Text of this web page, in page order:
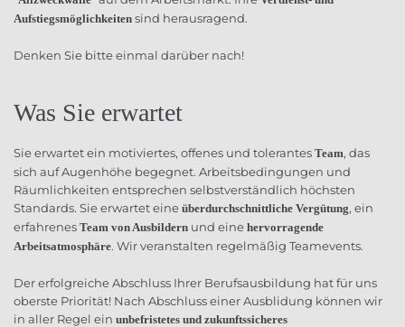
Aufstiegsmöglichkeiten sind herausragend.
Denken Sie bitte einmal darüber nach!
Was Sie erwartet
Sie erwartet ein motiviertes, offenes und tolerantes Team, das
sich auf Augenhöhe begegnet. Arbeitsbedingungen und
Räumlichkeiten entsprechen selbstverständlich höchsten
Standards. Sie erwartet eine überdurchschnittliche Vergütung, ein
erfahrenes Team von Ausbildern und eine hervorragende
Arbeitsatmosphäre. Wir veranstalten regelmäßig Teamevents.
Der erfolgreiche Abschluss Ihrer Berufsausbildung hat für uns
oberste Priorität! Nach Abschluss einer Ausblidung können wir
in aller Regel ein unbefristetes und zukunftssicheres